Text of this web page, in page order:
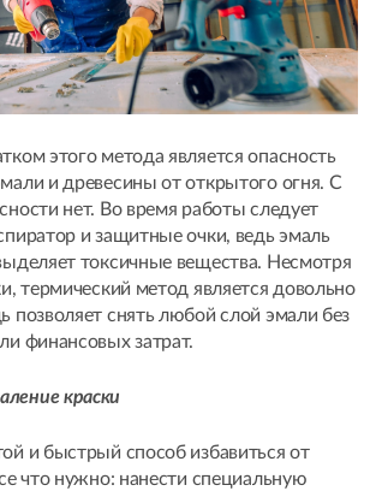
этого метода является опасность
и древесины от открытого огня. С
нет. Во время работы следует
и защитные очки, ведь эмаль
токсичные вещества. Несмотря
термический метод является довольно
позволяет снять любой слой эмали без
финансовых затрат.
краски
и быстрый способ избавиться от
что нужно: нанести специальную